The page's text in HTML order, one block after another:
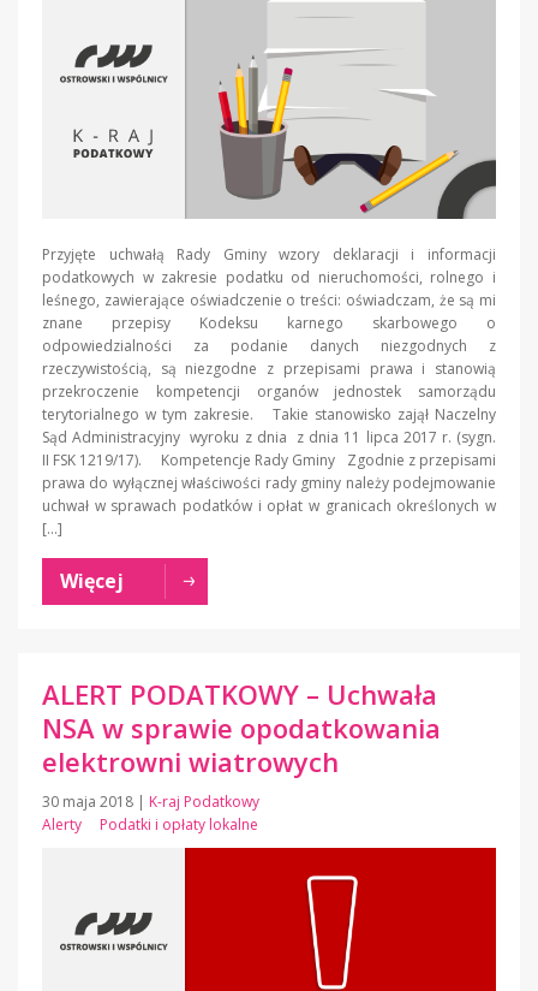
Przyjęte uchwałą Rady Gminy wzory deklaracji i informacji
podatkowych w zakresie podatku od nieruchomości, rolnego i
leśnego, zawierające oświadczenie o treści: oświadczam, że są mi
znane przepisy Kodeksu karnego skarbowego o
odpowiedzialności za podanie danych niezgodnych z
rzeczywistością, są niezgodne z przepisami prawa i stanowią
przekroczenie kompetencji organów jednostek samorządu
terytorialnego w tym zakresie. Takie stanowisko zajął Naczelny
Sąd Administracyjny wyroku z dnia z dnia 11 lipca 2017 r. (sygn.
II FSK 1219/17). Kompetencje Rady Gminy Zgodnie z przepisami
prawa do wyłącznej właściwości rady gminy należy podejmowanie
uchwał w sprawach podatków i opłat w granicach określonych w
[…]
Więcej
ALERT PODATKOWY – Uchwała
NSA w sprawie opodatkowania
elektrowni wiatrowych
30 maja 2018 | K-raj Podatkowy
Alerty
Podatki i opłaty lokalne